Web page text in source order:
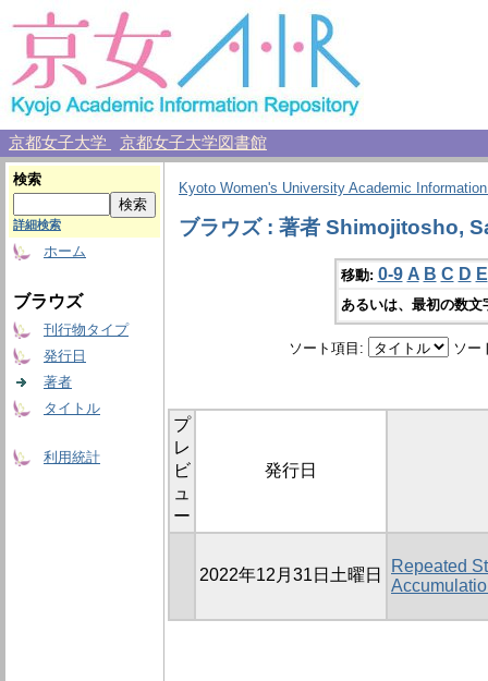
京都女子大学 京都女子大学図書館
検索
詳細検索
ホーム
ブラウズ
刊行物タイプ
発行日
著者
タイトル
利用統計
Kyoto Women's University Academic
ブラウズ : 著者 Shimojitosho,
移動: 0-9 A B C D E
あるいは、最初の数
ソート項目: ソー
プ
レ
ビ
ュ
ー
発行日
2022年12月31日土曜日
Repeated